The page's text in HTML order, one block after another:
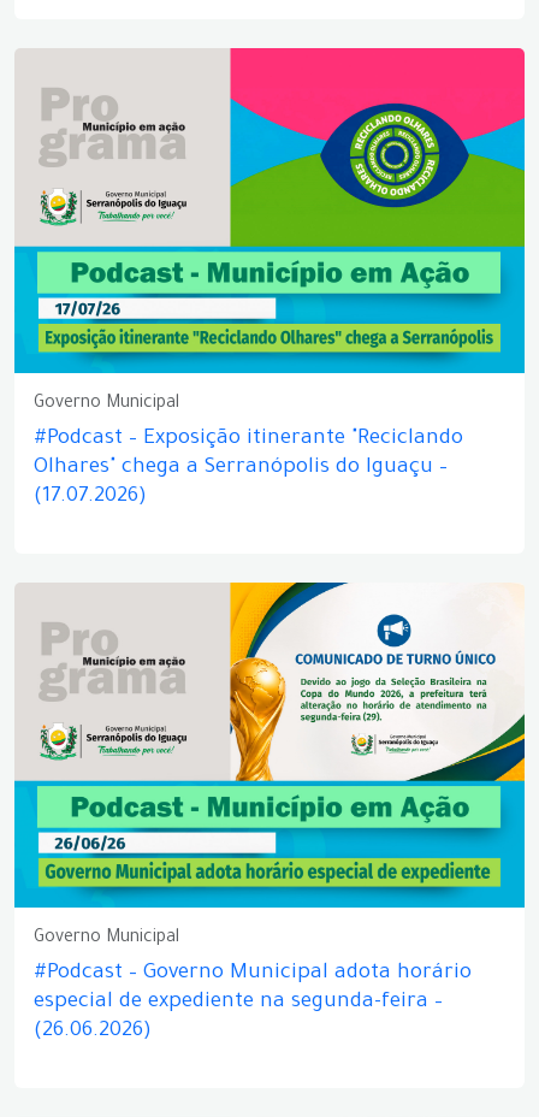
Governo Municipal
#Podcast – Exposição itinerante "Reciclando
Olhares" chega a Serranópolis do Iguaçu –
(17.07.2026)
Governo Municipal
#Podcast – Governo Municipal adota horário
especial de expediente na segunda-feira –
(26.06.2026)